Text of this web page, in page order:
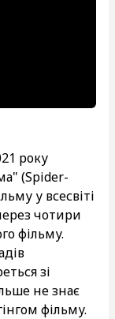
року
(Spider-
у всесвіті
чотири
фільму.
зі
не знає
фільму.